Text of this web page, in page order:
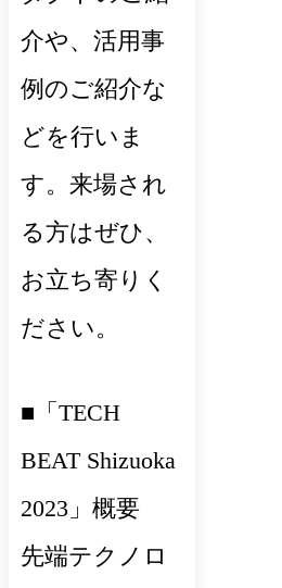
介や、活用事
例のご紹介な
どを行いま
す。来場され
る方はぜひ、
お立ち寄りく
ださい。
■「TECH
BEAT Shizuoka
2023」概要
先端テクノロ